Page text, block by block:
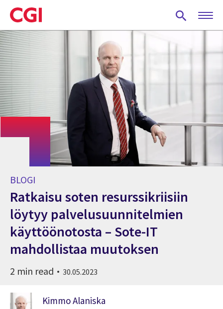
Skip
to
main
content
BLOGI
Ratkaisu soten resurssikriisiin
löytyy palvelusuunnitelmien
käyttöönotosta – Sote-IT
mahdollistaa muutoksen
2 min read 30.05.2023
Kimmo Alaniska